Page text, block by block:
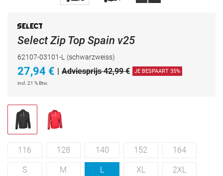
Select Zip Top Spain v25
62107-03101-L (schwarzweiss)
27,94 € | Adviesprijs 42,99 € JE BESPAART 35%
incl. 21 % Btw.
116 128 140 152 164
S M L XL 2XL